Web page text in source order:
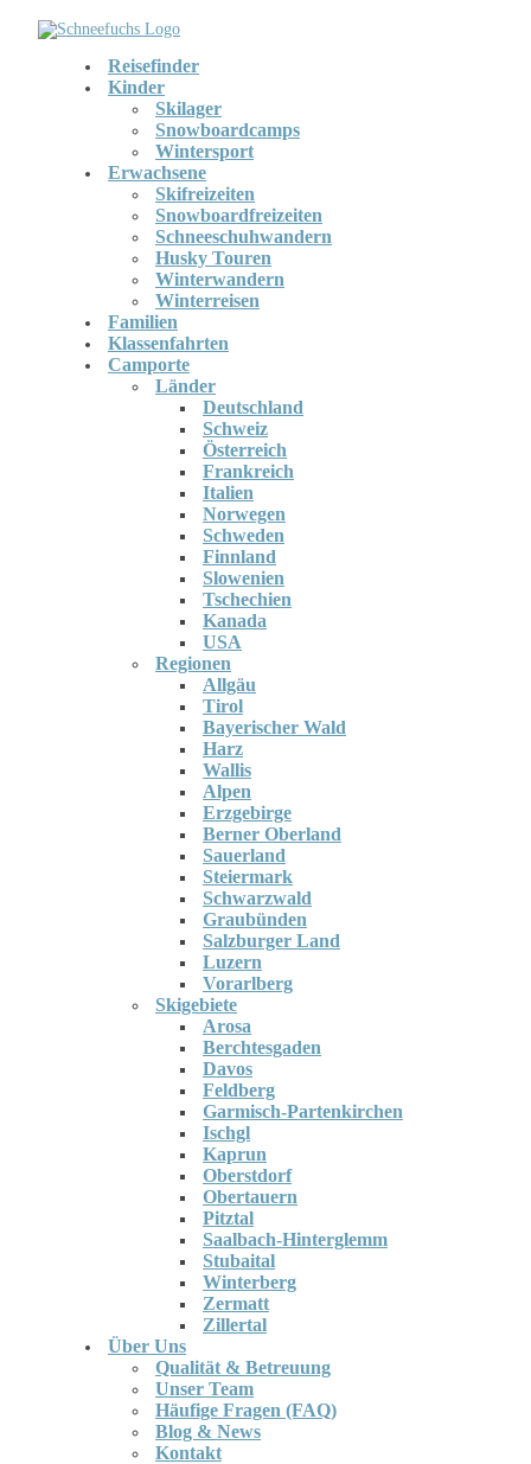
Reisefinder
Kinder
Skilager
Snowboardcamps
Wintersport
Erwachsene
Skifreizeiten
Snowboardfreizeiten
Schneeschuhwandern
Husky Touren
Winterwandern
Winterreisen
Familien
Klassenfahrten
Camporte
Länder
Deutschland
Schweiz
Österreich
Frankreich
Italien
Norwegen
Schweden
Finnland
Slowenien
Tschechien
Kanada
USA
Regionen
Allgäu
Tirol
Bayerischer Wald
Harz
Wallis
Alpen
Erzgebirge
Berner Oberland
Sauerland
Steiermark
Schwarzwald
Graubünden
Salzburger Land
Luzern
Vorarlberg
Skigebiete
Arosa
Berchtesgaden
Davos
Feldberg
Garmisch-Partenkirchen
Ischgl
Kaprun
Oberstdorf
Obertauern
Pitztal
Saalbach-Hinterglemm
Stubaital
Winterberg
Zermatt
Zillertal
Über Uns
Qualität & Betreuung
Unser Team
Häufige Fragen (FAQ)
Blog & News
Kontakt